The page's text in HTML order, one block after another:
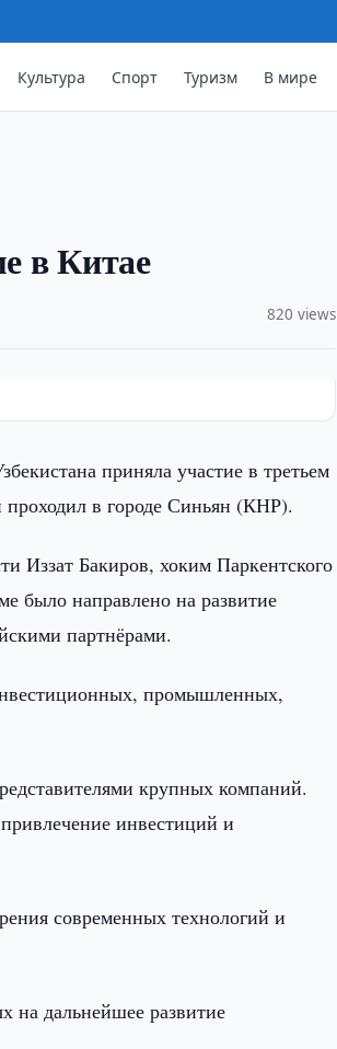
Культура Спорт Туризм В мире
в Китае
820 views
приняла участие в третьем
проходил в городе Синьян (КНР).
Иззат Бакиров, хоким Паркентского
было направлено на развитие
партнёрами.
промышленных,
крупных компаний.
инвестиций и
современных технологий и
на дальнейшее развитие